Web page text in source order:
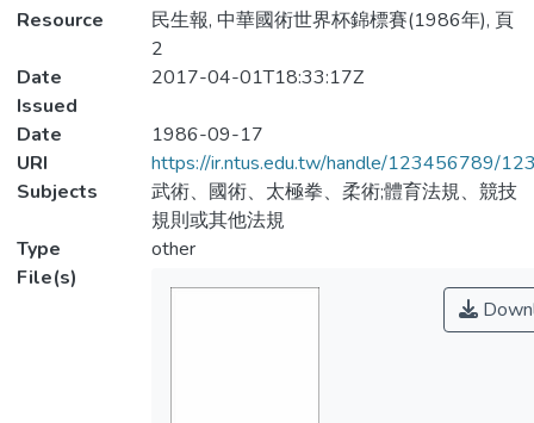
Resource
民生報, 中華國術世界杯錦標賽(1986年), 頁
2
Date
Issued
2017-04-01T18:33:17Z
Date
1986-09-17
URI
https://ir.ntus.edu.tw/handle/123456789/
Subjects
武術、國術、太極拳、柔術;體育法規、競技
規則或其他法規
Type
other
File(s)